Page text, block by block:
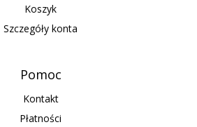
Koszyk
Szczegóły konta
Pomoc
Kontakt
Płatności